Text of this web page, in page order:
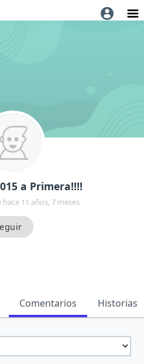
a Primera!!!!
11 años, 7 meses
Comentarios Historias